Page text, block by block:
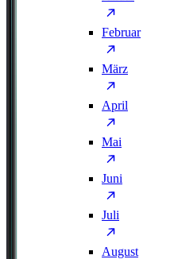
Februar
März
April
Mai
Juni
Juli
August